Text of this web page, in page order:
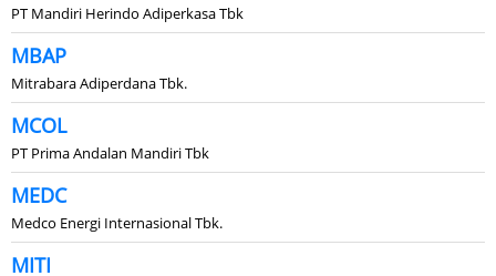
PT Mandiri Herindo Adiperkasa Tbk
MBAP
Mitrabara Adiperdana Tbk.
MCOL
PT Prima Andalan Mandiri Tbk
MEDC
Medco Energi Internasional Tbk.
MITI